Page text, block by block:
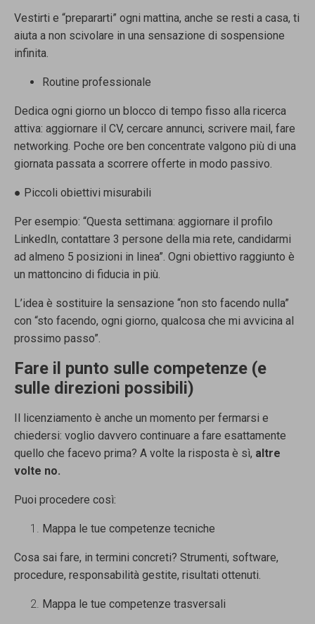
Vestirti e “prepararti” ogni mattina, anche se resti a casa, ti
aiuta a non scivolare in una sensazione di sospensione
infinita.
Routine professionale
Dedica ogni giorno un blocco di tempo fisso alla ricerca
attiva: aggiornare il CV, cercare annunci, scrivere mail, fare
networking. Poche ore ben concentrate valgono più di una
giornata passata a scorrere offerte in modo passivo.
● Piccoli obiettivi misurabili
Per esempio: “Questa settimana: aggiornare il profilo
LinkedIn, contattare 3 persone della mia rete, candidarmi
ad almeno 5 posizioni in linea”. Ogni obiettivo raggiunto è
un mattoncino di fiducia in più.
L’idea è sostituire la sensazione “non sto facendo nulla”
con “sto facendo, ogni giorno, qualcosa che mi avvicina al
prossimo passo”.
Fare il punto sulle competenze (e
sulle direzioni possibili)
Il licenziamento è anche un momento per fermarsi e
chiedersi: voglio davvero continuare a fare esattamente
quello che facevo prima? A volte la risposta è sì, altre
volte no.
Puoi procedere così:
Mappa le tue competenze tecniche
Cosa sai fare, in termini concreti? Strumenti, software,
procedure, responsabilità gestite, risultati ottenuti.
Mappa le tue competenze trasversali